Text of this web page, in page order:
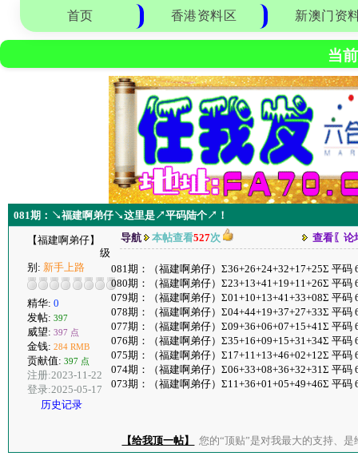
首页 香港资料区 新澳门资
当
081期：↘福建啊弟仔↘这里是↗平码陆个↗！
【福建啊弟仔】
级
别: 新手上路
精华: 0
发帖: 397
威望: 397 点
金钱: 284 RMB
贡献值: 397 点
注册:2023-11-22
登录:2025-05-17
历史记录
导航 本帖查看527次 查看〖论
081期：（福建啊弟仔）Σ36+26+24+32+17+25Σ 平码
080期：（福建啊弟仔）Σ23+13+41+19+11+26Σ 平码
079期：（福建啊弟仔）Σ01+10+13+41+33+08Σ 平码
078期：（福建啊弟仔）Σ04+44+19+37+27+33Σ 平码
077期：（福建啊弟仔）Σ09+36+06+07+15+41Σ 平码
076期：（福建啊弟仔）Σ35+16+09+15+31+34Σ 平码
075期：（福建啊弟仔）Σ17+11+13+46+02+12Σ 平码
074期：（福建啊弟仔）Σ06+33+08+36+32+31Σ 平码
073期：（福建啊弟仔）Σ11+36+01+05+49+46Σ 平码
【给我顶一帖】 您的“顶贴”是对我最大的支持、